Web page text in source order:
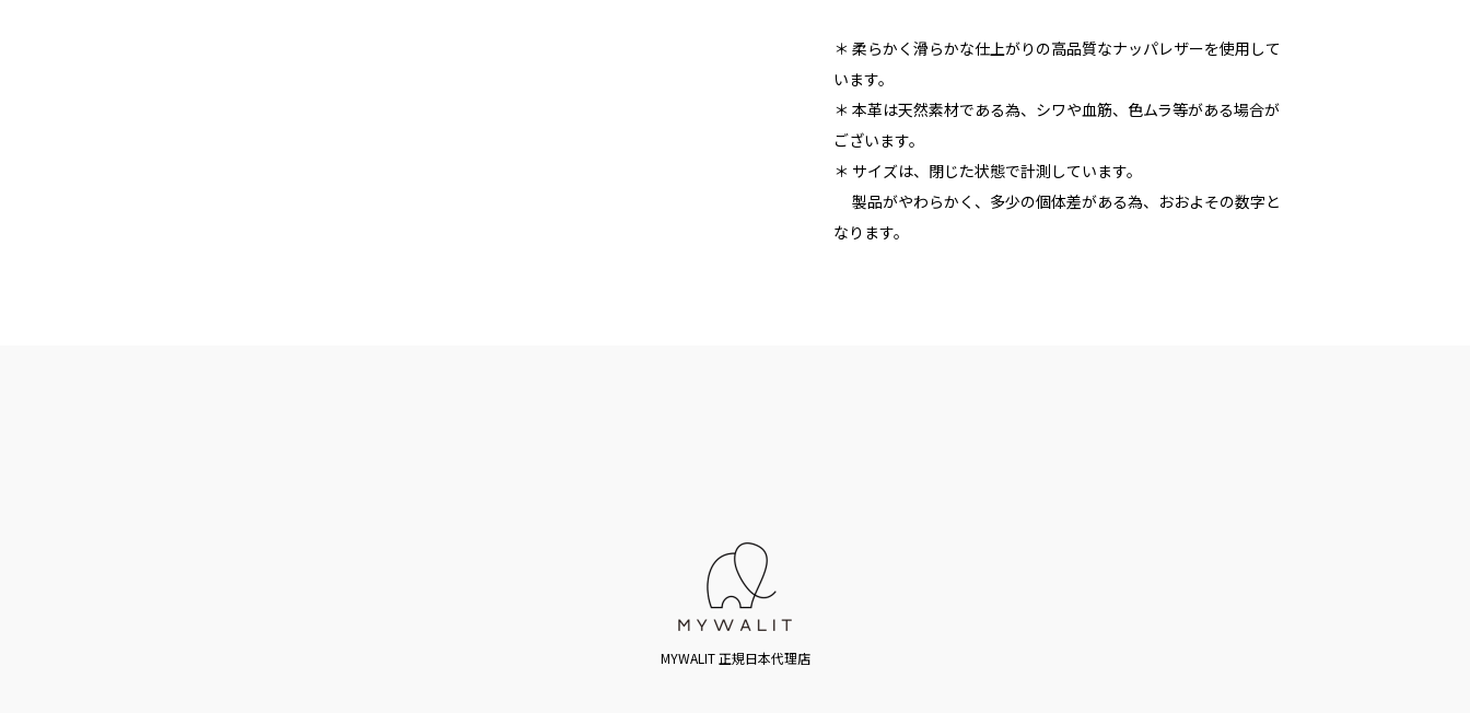
＊ 柔らかく滑らかな仕上がりの高品質なナッパレザーを使用して
います。
＊ 本革は天然素材である為、シワや血筋、色ムラ等がある場合が
ございます。
＊ サイズは、閉じた状態で計測しています。
製品がやわらかく、多少の個体差がある為、おおよその数字と
なります。
MYWALIT 正規日本代理店